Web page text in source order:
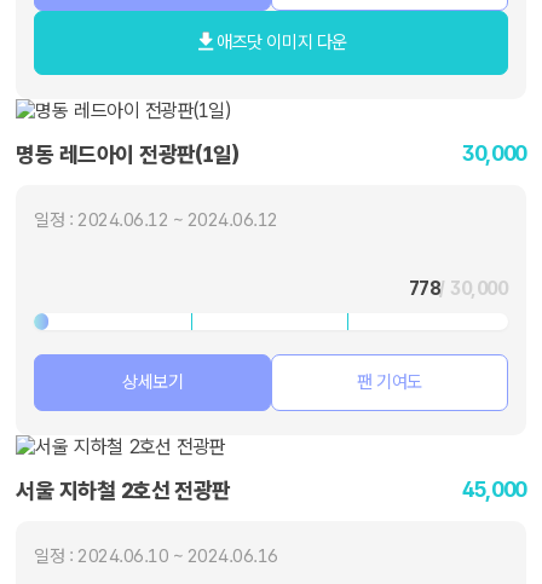
애즈닷 이미지 다운
명동 레드아이 전광판(1일) 30,000
일정 : 2024.06.12 ~ 2024.06.12
778/ 30,000
상세보기 팬 기여도
서울 지하철 2호선 전광판 45,000
일정 : 2024.06.10 ~ 2024.06.16